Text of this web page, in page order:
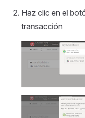
Haz clic en el
transacción